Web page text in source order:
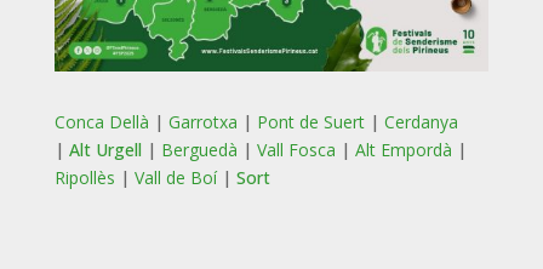
Conca Dellà | Garrotxa | Pont de Suert| Cerdanya
| Alt Urgell | Berguedà | Vall Fosca | Alt Empordà |
Ripollès | Vall de Boí| Sort